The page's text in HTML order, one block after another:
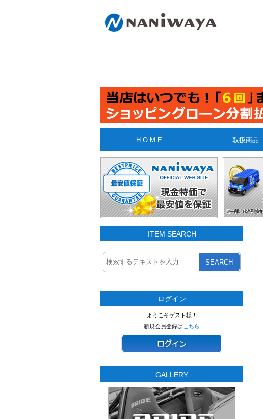
H O M E 取扱商品
ITEM SEARCH
SEARCH
ログイン
ようこそゲスト様！
新規会員登録は こちら
GALLERY